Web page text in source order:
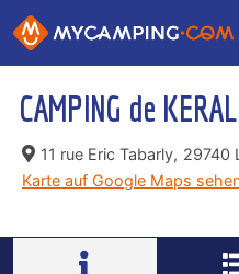
CAMPING de
11 rue Eric Tabarly, 29740
Karte auf Google Maps